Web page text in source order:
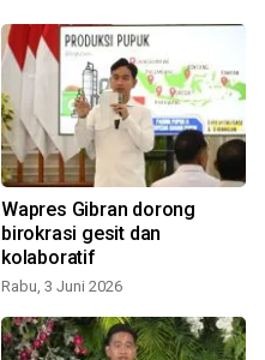
Wapres Gibran dorong
birokrasi gesit dan
kolaboratif
Rabu, 3 Juni 2026